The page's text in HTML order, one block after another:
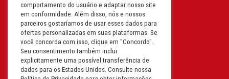
Therapark - Jundiaí - São Paulo
CEP: 13.213-087 | CNPJ:
61.193.496/0018-08
I.E: 407.642.800.114
Filial: Rua em Projeto G, 728 – Letra A
comportamento do usuário e adaptar nosso site
em conformidade. Além disso, nós e nossos
parceiros gostaríamos de usar esses dados para
ofertas personalizadas em suas plataformas. Se
você concorda com isso, clique em "Concordo".
Seu consentimento também inclui
explicitamente uma possível transferência de
dados para os Estados Unidos. Consulte nossa